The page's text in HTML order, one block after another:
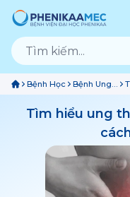
Bệnh Học
Bệnh Ung
Bướu
Tìm hiểu ung